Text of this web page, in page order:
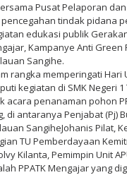
Pusat Pelaporan
tindak pidana
edukasi publik
Kampanye Anti Green
Sangihe.
rangka memperingati Hari
kegiatan di SMK Negeri
acara penanaman pohon
antaranya Penjabat (Pj)
SangiheJohanis Pilat,
TU Pemberdayaan
Kilanta, Pemimpin Unit
PPATK Mengajar yang